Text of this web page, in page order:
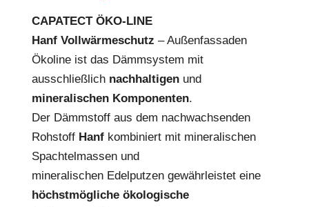
CAPATECT ÖKO-LINE
Hanf Vollwärmeschutz – Außenfassaden
Ökoline ist das Dämmsystem mit
ausschließlich nachhaltigen und
mineralischen Komponenten.
Der Dämmstoff aus dem nachwachsenden
Rohstoff Hanf kombiniert mit mineralischen
Spachtelmassen und
mineralischen Edelputzen gewährleistet eine
höchstmögliche ökologische